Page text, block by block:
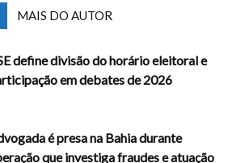
MAIS DO AUTOR
define divisão do horário eleitoral e
em debates de 2026
é presa na Bahia durante
que investiga fraudes e atuação